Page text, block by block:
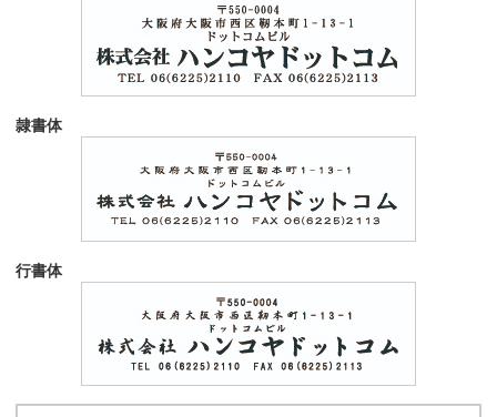
隷書体
行書体